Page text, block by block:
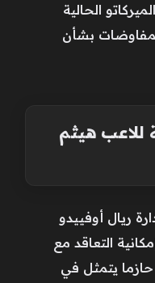
الحالية
بشأن
للاعب هيثم
ريال أوفييدو
التعاقد مع
يتمثل في